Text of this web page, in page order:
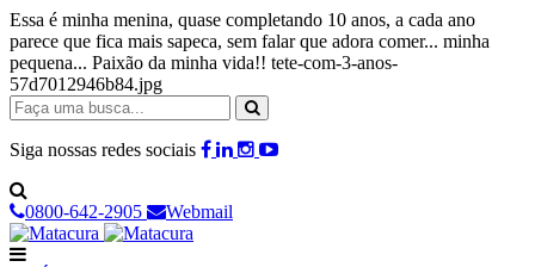
Essa é minha menina, quase completando 10 anos, a cada ano
parece que fica mais sapeca, sem falar que adora comer... minha
pequena... Paixão da minha vida!! tete-com-3-anos-
57d7012946b84.jpg
Siga nossas redes sociais
0800-642-2905 Webmail